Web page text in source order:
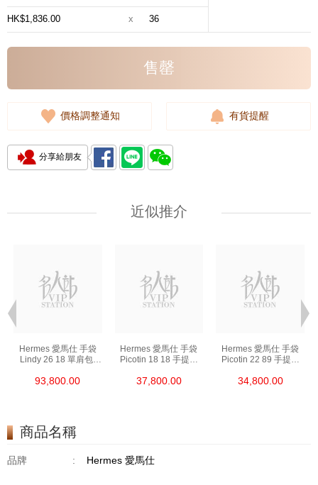
HK$1,836.00 x 36
售罄
價格調整通知 有貨提醒
分享給朋友
近似推介
Hermes 愛馬仕 手袋
Lindy 26 18 單肩包/
93,800.00
Hermes 愛馬仕 手袋
Picotin 18 18 手提包
37,800.00
Hermes 愛馬仕 手袋
Picotin 22 89 手提包
34,800.00
商品名稱
品牌 : Hermes 愛馬仕